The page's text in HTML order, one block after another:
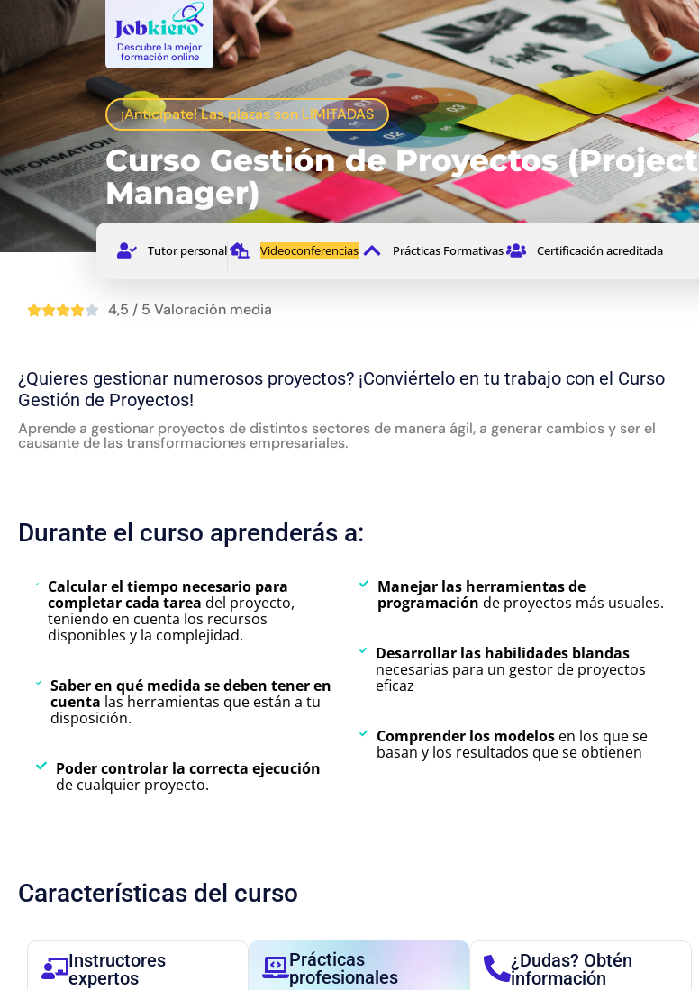
Descubre la mejor
formación online
¡Anticípate! Las plazas son LIMITADAS
Curso Gestión de Proyectos (Project
Manager)
Tutor personal Videoconferencias Prácticas Formativas Certificación acreditada
4,5 / 5 Valoración media
¿Quieres gestionar numerosos proyectos? ¡Conviértelo en tu trabajo con el Curso
Gestión de Proyectos!
Aprende a gestionar proyectos de distintos sectores de manera ágil, a generar cambios y ser el
causante de las transformaciones empresariales.
Durante el curso aprenderás a:
Calcular el tiempo necesario para
completar cada tarea del proyecto,
teniendo en cuenta los recursos
disponibles y la complejidad.
Saber en qué medida se deben tener en
cuenta las herramientas que están a tu
disposición.
Poder controlar la correcta ejecución
de cualquier proyecto.
Manejar las herramientas de
programación de proyectos más usuales.
Desarrollar las habilidades blandas
necesarias para un gestor de proyectos
eficaz
Comprender los modelosen los que se
basan y los resultados que se obtienen
Características del curso
Instructores
expertos
Prácticas
profesionales
¿Dudas? Obtén
información